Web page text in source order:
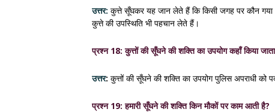
उत्तर: कुत्ते सूँघकर यह जान लेते हैं कि किसी जगह पर कौन
कुत्ते की उपस्थिति भी पहचान लेते हैं।
प्रश्न 18: कुत्तों की सूँघने की शक्ति का उपयोग कहाँ किया
उत्तर: कुत्तों की सूँघने की शक्ति का उपयोग पुलिस अपराधी
प्रश्न 19: हमारी सूँघने की शक्ति किन मौकों पर काम आती है?